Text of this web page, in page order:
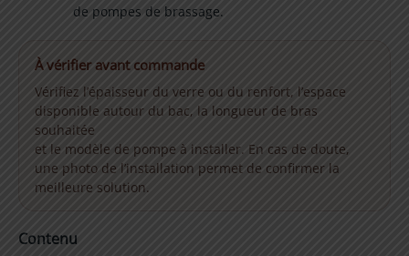
de pompes de brassage.
À vérifier avant commande
Vérifiez l’épaisseur du verre ou du renfort, l’espace
disponible autour du bac, la longueur de bras
souhaitée
et le modèle de pompe à installer. En cas de doute,
une photo de l’installation permet de confirmer la
meilleure solution.
Contenu